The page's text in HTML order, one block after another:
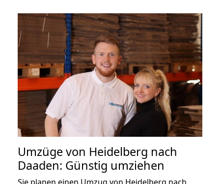
Umzüge von Heidelberg nach
Daaden: Günstig umziehen